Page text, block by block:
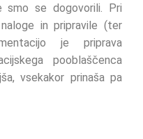
smo se dogovorili. Pri
in pripravile (ter
je priprava
pooblaščenca
vsekakor prinaša pa